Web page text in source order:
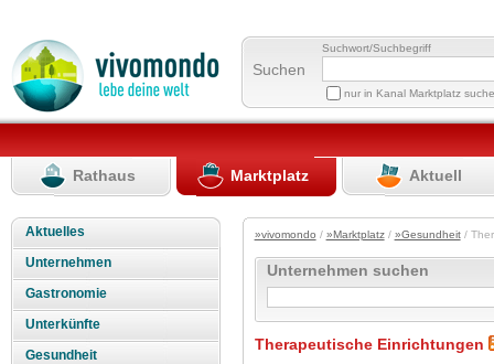
Suchen
Suchwort/Suchbegriff
nur in Kanal Marktplatz
Rathaus Marktplatz Aktuell
Aktuelles
Unternehmen
Gastronomie
Unterkünfte
Gesundheit
»vivomondo / »Marktplatz/ »Gesundheit/
Unternehmen suchen
Therapeutische Einrichtungen